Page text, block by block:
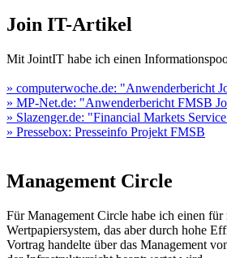
Join IT-Artikel
Mit JointIT habe ich einen
» computerwoche.de: "Anwenderbericht
» MP-Net.de: "Anwenderbericht FMSB
» Slazenger.de: "Financial Markets
» Pressebox: Presseinfo Projekt FMSB
Management Circle
Für Management Circle habe ich einen
Wertpapiersystem, das aber durch hohe
Vortrag handelte über das Management